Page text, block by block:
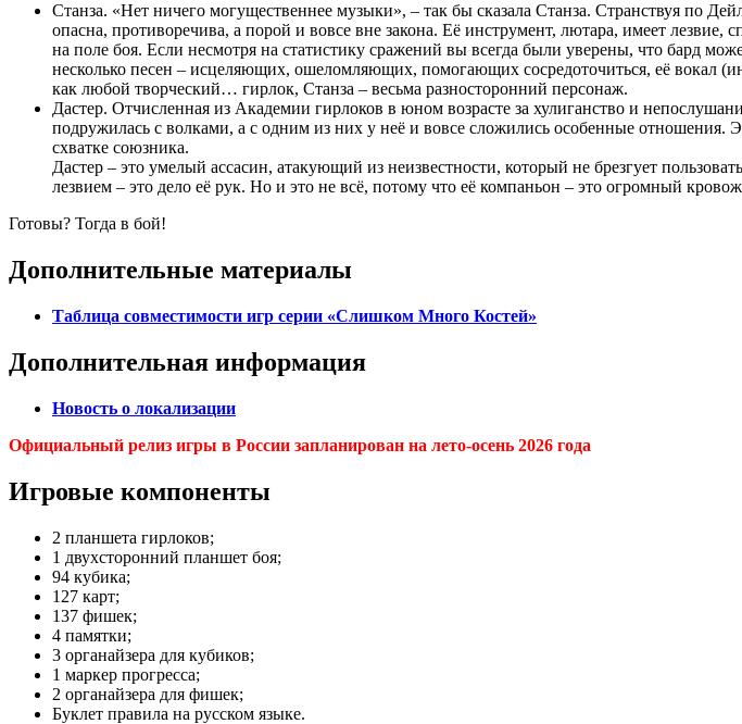
Станза. «Нет ничего могущественнее музыки», – так бы сказала Станза. Странствуя по
опасна, противоречива, а порой и вовсе вне закона. Её инструмент, лютара, имеет
на поле боя. Если несмотря на статистику сражений вы всегда были уверены, что бард
несколько песен – исцеляющих, ошеломляющих, помогающих сосредоточиться, её вокал
как любой творческий… гирлок, Станза – весьма разносторонний персонаж.
Дастер. Отчисленная из Академии гирлоков в юном возрасте за хулиганство и
подружилась с волками, а с одним из них у неё и вовсе сложились особенные отношения.
схватке союзника.
Дастер – это умелый ассасин, атакующий из неизвестности, который не брезгует
лезвием – это дело её рук. Но и это не всё, потому что её компаньон – это огромный
Готовы? Тогда в бой!
Дополнительные материалы
Таблица совместимости игр серии «Слишком Много Костей»
Дополнительная информация
Новость о локализации
Официальный релиз игры в России запланирован на лето-осень 2026 года
Игровые компоненты
2 планшета гирлоков;
1 двухсторонний планшет боя;
94 кубика;
127 карт;
137 фишек;
4 памятки;
3 органайзера для кубиков;
1 маркер прогресса;
2 органайзера для фишек;
Буклет правила на русском языке.